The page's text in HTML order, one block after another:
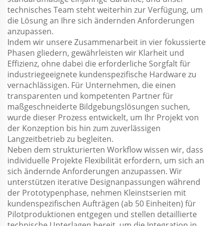
technisches Team steht weiterhin zur Verfügung, um
die Lösung an Ihre sich ändernden Anforderungen
anzupassen.
Indem wir unsere Zusammenarbeit in vier fokussierte
Phasen gliedern, gewährleisten wir Klarheit und
Effizienz, ohne dabei die erforderliche Sorgfalt für
industriegeeignete kundenspezifische Hardware zu
vernachlässigen. Für Unternehmen, die einen
transparenten und kompetenten Partner für
maßgeschneiderte Bildgebungslösungen suchen,
wurde dieser Prozess entwickelt, um Ihr Projekt von
der Konzeption bis hin zum zuverlässigen
Langzeitbetrieb zu begleiten.
Neben dem strukturierten Workflow wissen wir, dass
individuelle Projekte Flexibilität erfordern, um sich an
sich ändernde Anforderungen anzupassen. Wir
unterstützen iterative Designanpassungen während
der Prototypenphase, nehmen Kleinstserien mit
kundenspezifischen Aufträgen (ab 50 Einheiten) für
Pilotproduktionen entgegen und stellen detaillierte